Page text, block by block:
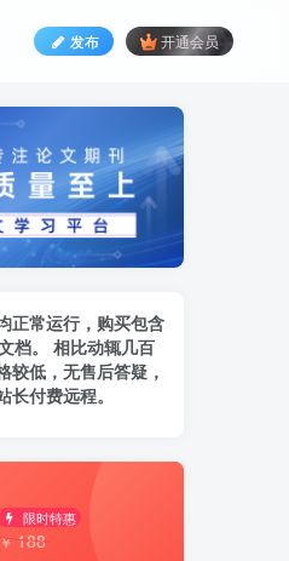
发布 开通会员
正常运行，购买包含
档。 相比动辄几百
较低，无售后答疑，
付费远程。
限时特惠
188